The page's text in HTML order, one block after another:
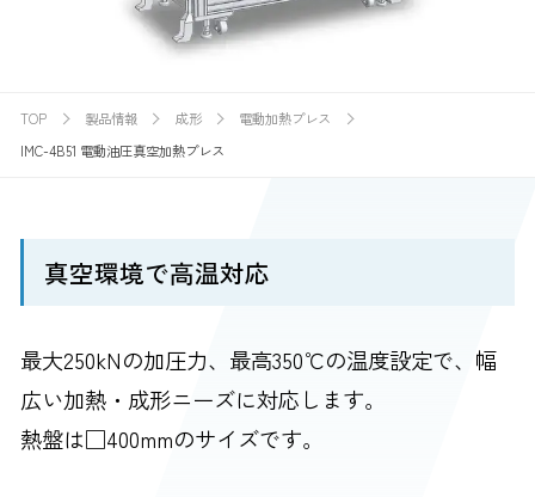
TOP 製品情報 成形
電動加熱プレス
IMC-4B51 電動油圧真空加熱プレス
真空環境で高温対応
最大250kNの加圧力、最高350℃の温度設定で、幅
広い加熱・成形ニーズに対応します。
熱盤は□400mmのサイズです。